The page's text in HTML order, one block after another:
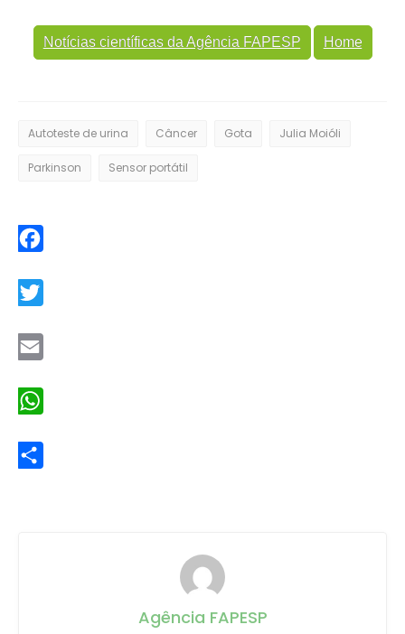
Notícias científicas da Agência FAPESP Home
Autoteste de urina Câncer Gota Julia Moióli
Parkinson Sensor portátil
Agência FAPESP